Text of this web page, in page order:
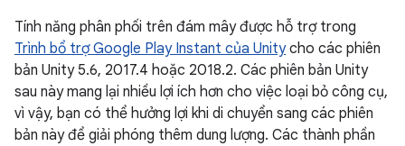
Tính năng phân phối trên đám mây được hỗ trợ trong
Trình bổ trợ Google Play Instant của Unitycho các phiên
bản Unity 5.6, 2017.4 hoặc 2018.2. Các phiên bản Unity
sau này mang lại nhiều lợi ích hơn cho việc loại bỏ công cụ,
vì vậy, bạn có thể hưởng lợi khi di chuyển sang các phiên
bản này để giải phóng thêm dung lượng. Các thành phần